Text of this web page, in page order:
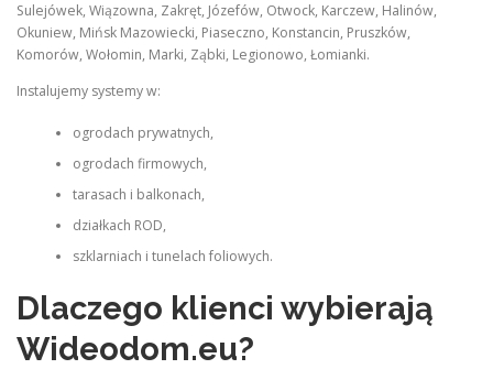
Sulejówek, Wiązowna, Zakręt, Józefów, Otwock, Karczew, Halinów,
Okuniew, Mińsk Mazowiecki, Piaseczno, Konstancin, Pruszków,
Komorów, Wołomin, Marki, Ząbki, Legionowo, Łomianki.
Instalujemy systemy w:
ogrodach prywatnych,
ogrodach firmowych,
tarasach i balkonach,
działkach ROD,
szklarniach i tunelach foliowych.
Dlaczego klienci wybierają
Wideodom.eu?